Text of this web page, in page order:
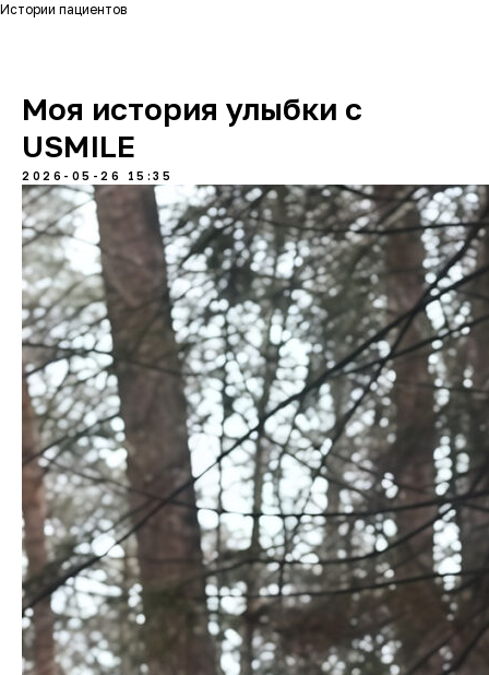
Истории пациентов
Моя история улыбки с
USMILE
2026-05-26 15:35